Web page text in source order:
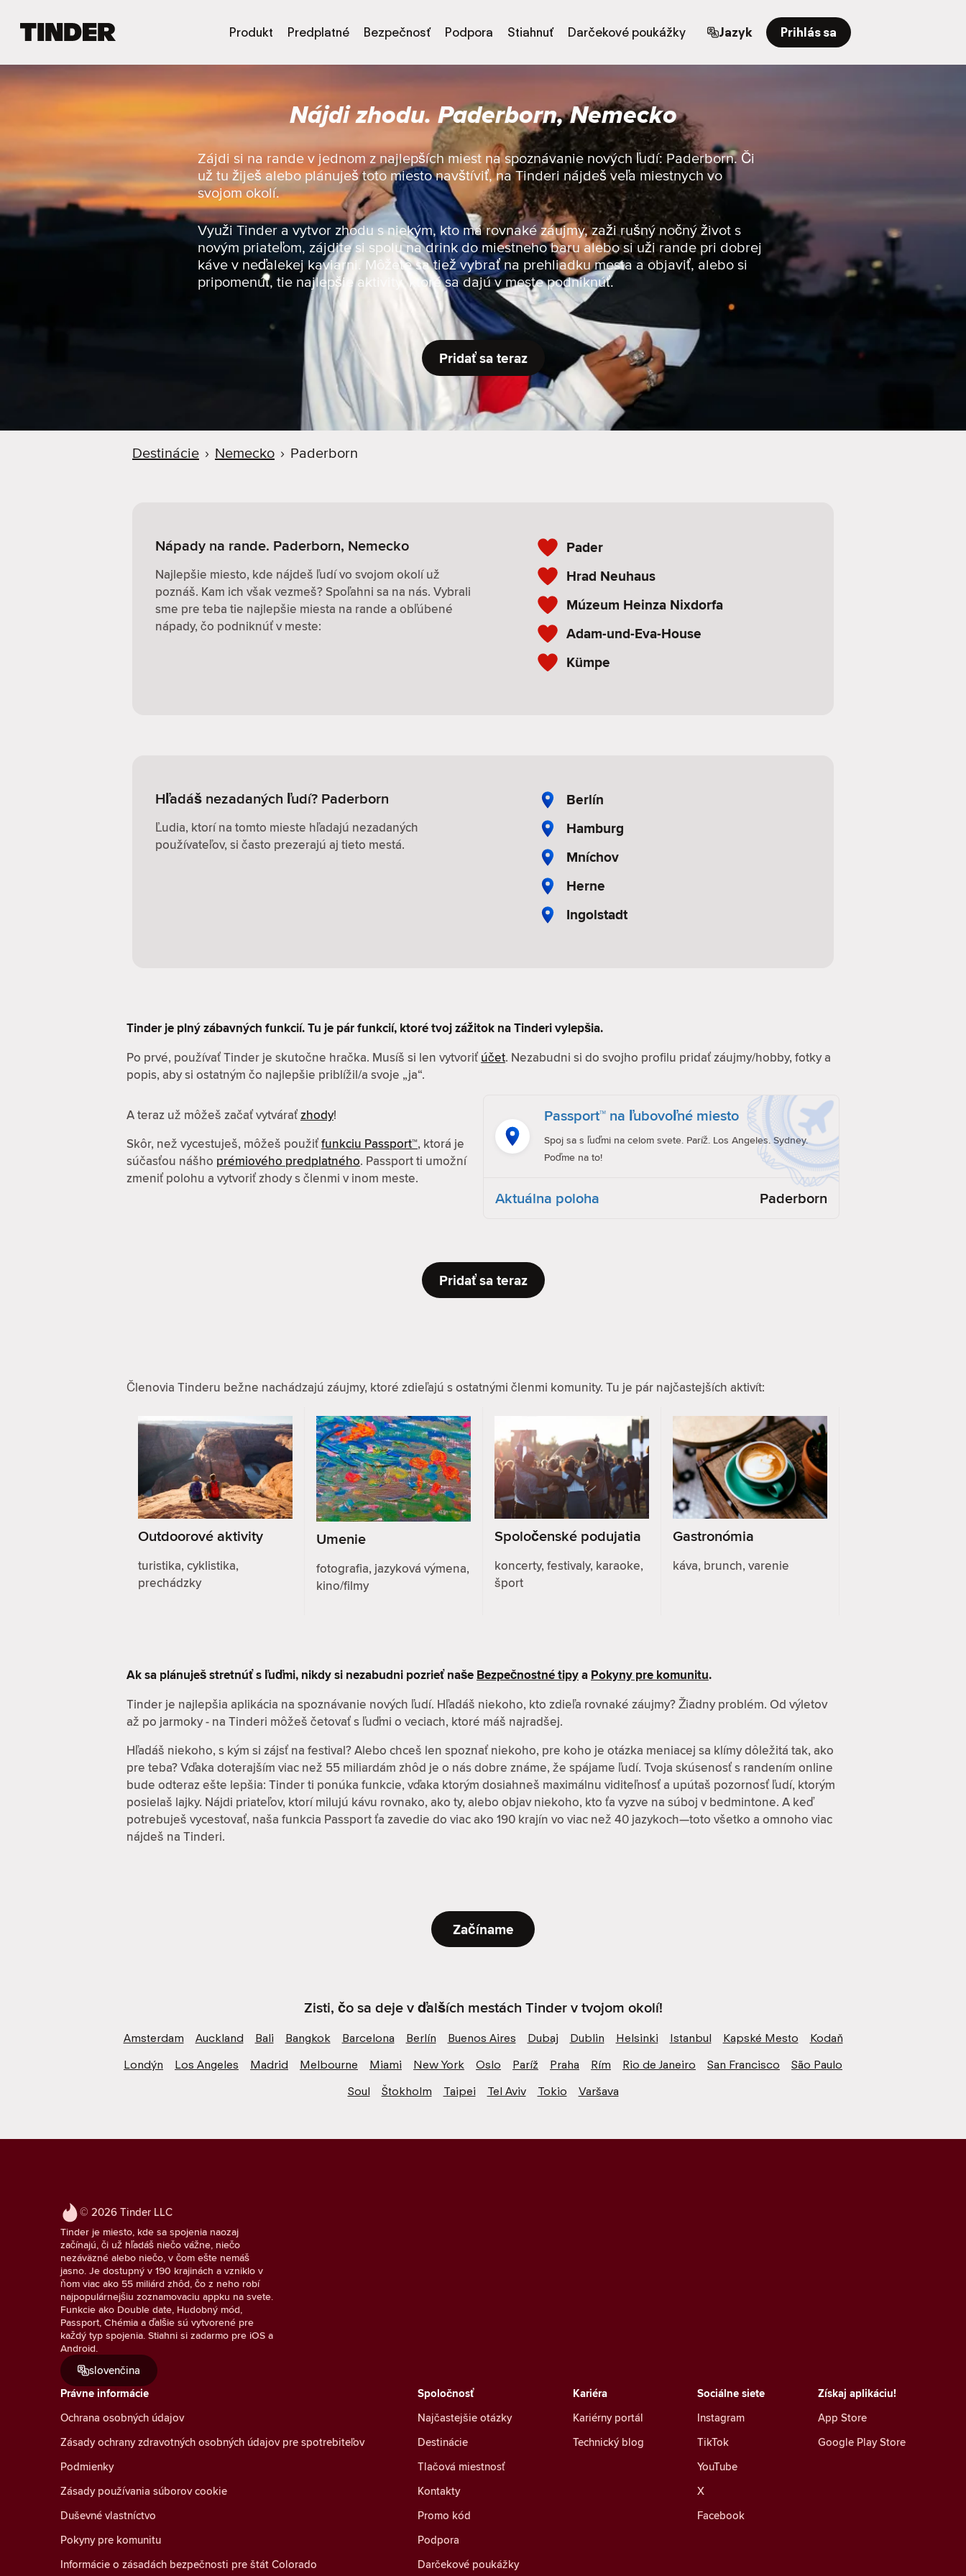
v
r
a
z
Produkt Predplatné Bezpečnosť Podpora Stiahnuť Darčekové poukážky Jazyk Prihlás sa
Nájdi zhodu. Paderborn, Nemecko
Zájdi si na rande v jednom z najlepších miest na spoznávanie nových ľudí: Paderborn. Či
už tu žiješ alebo plánuješ toto miesto navštíviť, na Tinderi nájdeš veľa miestnych vo
svojom okolí.
Využi Tinder a vytvor zhodu s niekým, kto má rovnaké záujmy, zaži rušný nočný život s
novým priateľom, zájdite si spolu na drink do miestneho baru alebo si uži rande pri dobrej
káve v neďalekej kaviarni. Môžete sa tiež vybrať na prehliadku mesta a objaviť, alebo si
pripomenúť, tie najlepšie aktivity, ktoré sa dajú v meste podniknúť.
Pridať sa teraz
Destinácie › Nemecko › Paderborn
Nápady na rande. Paderborn, Nemecko
Najlepšie miesto, kde nájdeš ľudí vo svojom okolí už
poznáš. Kam ich však vezmeš? Spoľahni sa na nás. Vybrali
sme pre teba tie najlepšie miesta na rande a obľúbené
nápady, čo podniknúť v meste:
Pader
Hrad Neuhaus
Múzeum Heinza Nixdorfa
Adam-und-Eva-House
Kümpe
Hľadáš nezadaných ľudí? Paderborn
Ľudia, ktorí na tomto mieste hľadajú nezadaných
používateľov, si často prezerajú aj tieto mestá.
Berlín
Hamburg
Mníchov
Herne
Ingolstadt
Tinder je plný zábavných funkcií. Tu je pár funkcií, ktoré tvoj zážitok na Tinderi vylepšia.
Po prvé, používať Tinder je skutočne hračka. Musíš si len vytvoriť účet. Nezabudni si do svojho profilu pridať záujmy/hobby, fotky a
popis, aby si ostatným čo najlepšie priblížil/a svoje „ja“.
A teraz už môžeš začať vytváraťzhody!
Skôr, než vycestuješ, môžeš použiťfunkciu Passport™, ktorá je
súčasťou nášho prémiového predplatného. Passport ti umožní
zmeniť polohu a vytvoriť zhody s členmi v inom meste.
Passport™ na ľubovoľné miesto
Spoj sa s ľuďmi na celom svete. Paríž. Los Angeles. Sydney.
Poďme na to!
Aktuálna poloha Paderborn
Pridať sa teraz
Členovia Tinderu bežne nachádzajú záujmy, ktoré zdieľajú s ostatnými členmi komunity. Tu je pár najčastejších aktivít:
Outdoorové aktivity
turistika, cyklistika,
prechádzky
Umenie
fotografia, jazyková výmena,
kino/filmy
Spoločenské podujatia
koncerty, festivaly, karaoke,
šport
Gastronómia
káva, brunch, varenie
Ak sa plánuješ stretnúť s ľuďmi, nikdy si nezabudni pozrieť naše Bezpečnostné tipya Pokyny pre komunitu.
Tinder je najlepšia aplikácia na spoznávanie nových ľudí. Hľadáš niekoho, kto zdieľa rovnaké záujmy? Žiadny problém. Od výletov
až po jarmoky - na Tinderi môžeš četovať s ľuďmi o veciach, ktoré máš najradšej.
Hľadáš niekoho, s kým si zájsť na festival? Alebo chceš len spoznať niekoho, pre koho je otázka meniacej sa klímy dôležitá tak, ako
pre teba? Vďaka doterajším viac než 55 miliardám zhôd je o nás dobre známe, že spájame ľudí. Tvoja skúsenosť s randením online
bude odteraz ešte lepšia: Tinder ti ponúka funkcie, vďaka ktorým dosiahneš maximálnu viditeľnosť a upútaš pozornosť ľudí, ktorým
posielaš lajky. Nájdi priateľov, ktorí milujú kávu rovnako, ako ty, alebo objav niekoho, kto ťa vyzve na súboj v bedmintone. A keď
potrebuješ vycestovať, naša funkcia Passport ťa zavedie do viac ako 190 krajín vo viac než 40 jazykoch—toto všetko a omnoho viac
nájdeš na Tinderi.
Začíname
Zisti, čo sa deje v ďalších mestách Tinder v tvojom okolí!
Amsterdam Auckland Bali Bangkok Barcelona Berlín Buenos Aires Dubaj Dublin Helsinki Istanbul Kapské Mesto
Kodaň
Londýn
Los Angeles Madrid Melbourne Miami New York Oslo Paríž Praha Rím Rio de Janeiro San Francisco
São Paulo
Soul
Štokholm Taipei Tel Aviv Tokio Varšava
© 2026 Tinder LLC
Tinder je miesto, kde sa spojenia naozaj
začínajú, či už hľadáš niečo vážne, niečo
nezáväzné alebo niečo, v čom ešte nemáš
jasno. Je dostupný v 190 krajinách a vzniklo v
ňom viac ako 55 miliárd zhôd, čo z neho robí
najpopulárnejšiu zoznamovaciu appku na svete.
Funkcie ako Double date, Hudobný mód,
Passport, Chémia a ďalšie sú vytvorené pre
každý typ spojenia. Stiahni si zadarmo pre iOS a
Android.
slovenčina
Sociálne siete
Instagram
TikTok
YouTube
X
Facebook
Právne informácie
Ochrana osobných údajov
Zásady ochrany zdravotných osobných údajov pre spotrebiteľov
Podmienky
Zásady používania súborov cookie
Duševné vlastníctvo
Pokyny pre komunitu
Informácie o zásadách bezpečnosti pre štát Colorado
Kariéra
Kariérny portál
Technický blog
Spoločnosť
Najčastejšie otázky
Destinácie
Tlačová miestnosť
Kontakty
Promo kód
Podpora
Darčekové poukážky
Získaj aplikáciu!
App Store
Google Play Store